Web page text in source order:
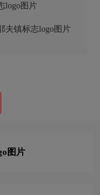
logo图片
夫镇标志logo图片
图片